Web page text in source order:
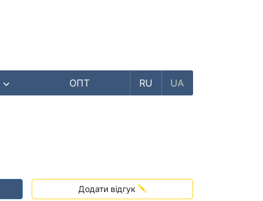
ОПТ RU UA
Додати відгук